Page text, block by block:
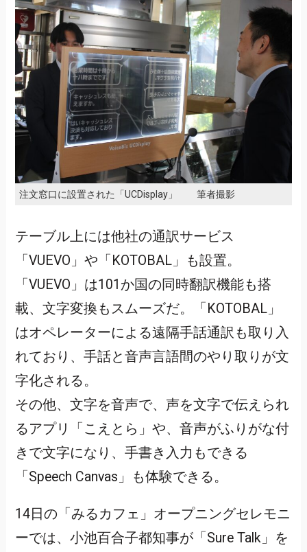
注文窓口に設置された「UCDisplay」 筆者撮影
テーブル上には他社の通訳サービス
「VUEVO」や「KOTOBAL」も設置。
「VUEVO」は101か国の同時翻訳機能も搭
載、文字変換もスムーズだ。「KOTOBAL」
はオペレーターによる遠隔手話通訳も取り入
れており、手話と音声言語間のやり取りが文
字化される。
その他、文字を音声で、声を文字で伝えられ
るアプリ「こえとら」や、音声がふりがな付
きで文字になり、手書き入力もできる
「Speech Canvas」も体験できる。
14日の「みるカフェ」オープニングセレモニ
ーでは、小池百合子都知事が「Sure Talk」を